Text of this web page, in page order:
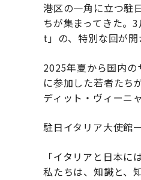
港区の一角に立つ駐
ちが集まってきた。
t」の、特別な回が開
2025年夏から国内の
に参加した若者たち
ディット・ヴィーニ
駐日イタリア大使館
「イタリアと日本
私たちは、知識と、